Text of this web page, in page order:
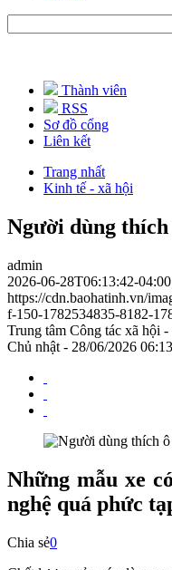
Thành viên
RSS
Sơ đồ cổng
Liên kết
Trang nhất
Kinh tế - xã hội
Người dùng thích
admin
2026-06-28T06:13:42-04:00
https://cdn.baohatinh.vn/
f-150-1782534835-8182-
Trung tâm Công tác xã hội
Chủ nhật - 28/06/2026 06:13
Những mẫu xe
nghệ quá phức
Chia sẻ0